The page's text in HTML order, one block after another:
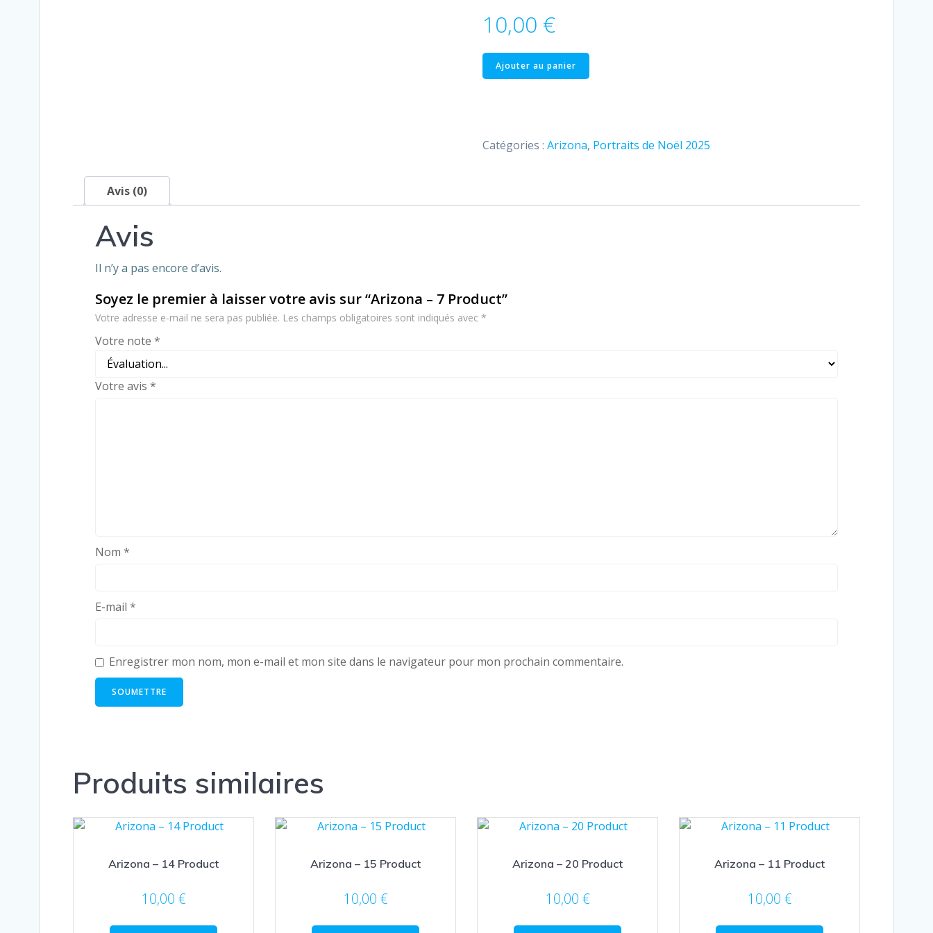
10,00 €
quantité
de
Product
Ajouter au panier
Catégories : Arizona, Portraits de Noël 2025
Avis (0)
Avis
Il n’y a pas encore d’avis.
Soyez le premier à laisser votre avis sur “Arizona – 7 Product”
Votre adresse e-mail ne sera pas publiée. Les champs obligatoires sont indiqués avec *
Votre note *
Votre avis *
Nom *
E-mail *
Enregistrer mon nom, mon e-mail et mon site dans le navigateur pour mon prochain commentaire.
Produits similaires
Arizona – 14 Product
10,00 €
Arizona – 15 Product
10,00 €
Arizona – 20 Product
10,00 €
Arizona – 11 Product
10,00 €